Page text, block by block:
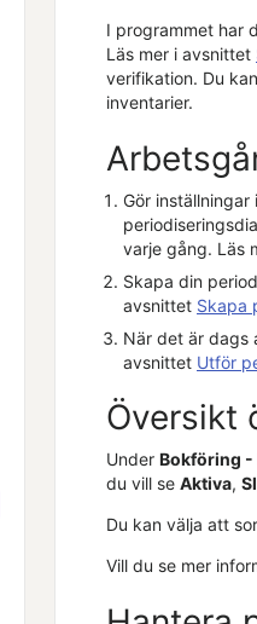
I programmet har
Läs mer i avsnittet
verifikation. Du
inventarier.
Gör
varje gång. Läs
Skapa din
avsnittet Skapa
När det är dags
avsnittet Utför
Översikt
Under Bokföring
du vill se Aktiva,
Du kan välja att
Vill du se mer